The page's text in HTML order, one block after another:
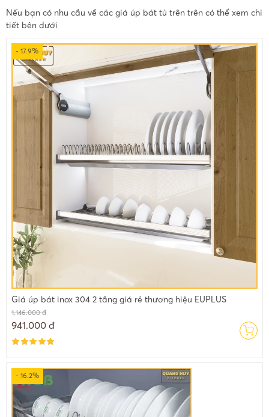
Nếu bạn có nhu cầu về các giá úp bát tủ trên trên có thể xem chi
tiết bên dưới
- 17.9%
Giá úp bát inox 304 2 tầng giá rẻ thương hiệu EUPLUS
1.146.000 đ
941.000 đ
- 16.2%